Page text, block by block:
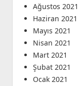
Ağustos 2021
Haziran 2021
Mayıs 2021
Nisan 2021
Mart 2021
Şubat 2021
Ocak 2021